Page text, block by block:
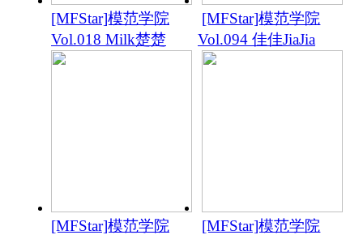
[MFStar]模范学院
Vol.018 Milk楚楚
[MFStar]模范学院
Vol.094 佳佳JiaJia
[MFStar]模范学院
[MFStar]模范学院